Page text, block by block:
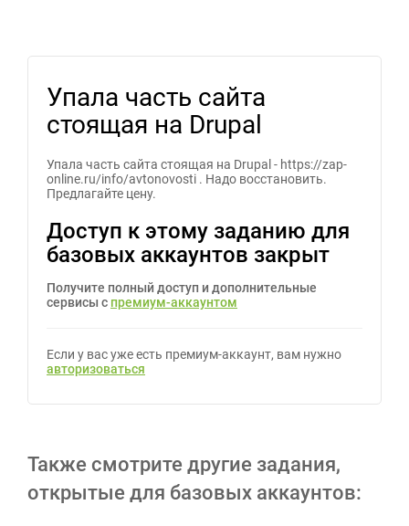
Упала часть сайта
стоящая на Drupal
Упала часть сайта стоящая на Drupal - https://zap-
online.ru/info/avtonovosti . Надо восстановить.
Предлагайте цену.
Доступ к этому заданию для
базовых аккаунтов закрыт
Получите полный доступ и дополнительные
сервисы с премиум-аккаунтом
Если у вас уже есть премиум-аккаунт, вам нужно
авторизоваться
Также смотрите другие задания,
открытые для базовых аккаунтов: